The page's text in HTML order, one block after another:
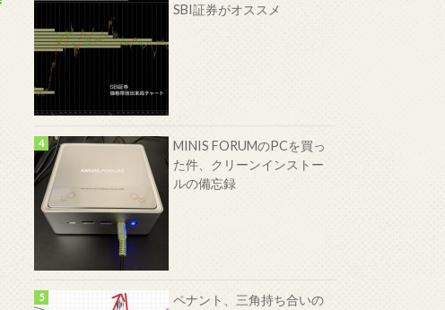
SBI証券がオススメ
MINIS FORUMのPCを買っ
た件、クリーンインストー
ルの備忘録
ペナント、三角持ち合いの